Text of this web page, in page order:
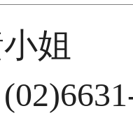
姐